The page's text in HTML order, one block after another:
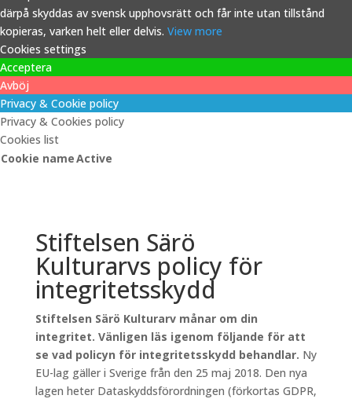
därpå skyddas av svensk upphovsrätt och får inte utan tillstånd
kopieras, varken helt eller delvis. View more
Cookies settings
Acceptera
Avböj
Privacy & Cookie policy
Privacy & Cookies policy
Cookies list
Cookie nameActive
Stiftelsen Särö
Kulturarvs policy för
integritetsskydd
Stiftelsen Särö Kulturarv månar om din
integritet. Vänligen läs igenom följande för att
se vad policyn för integritetsskydd behandlar. Ny
EU-lag gäller i Sverige från den 25 maj 2018. Den nya
lagen heter Dataskyddsförordningen (förkortas GDPR,